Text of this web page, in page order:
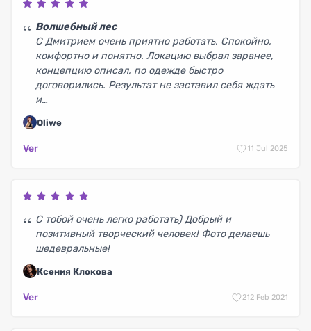
Волшебный лес
С Дмитрием очень приятно работать. Спокойно,
комфортно и понятно. Локацию выбрал заранее,
концепцию описал, по одежде быстро
договорились. Результат не заставил себя ждать
и…
Oliwe
Ver 11 Jul 2025
С тобой очень легко работать) Добрый и
позитивный творческий человек! Фото делаешь
шедевральные!
Ксения Клокова
Ver 212 Feb 2021